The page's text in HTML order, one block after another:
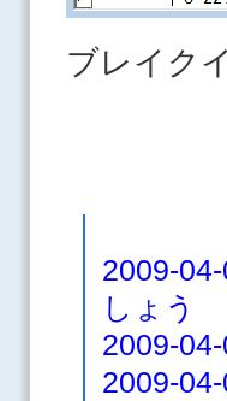
ブレイク
2009-
しょう
2009-
2009-